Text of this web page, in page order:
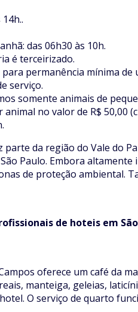
das 06h30 às 10h.
é terceirizado.
permanência mínima de
serviço.
somente animais de
no valor de R$ 50,00
parte da região do Vale do
Paulo. Embora
de proteção ambiental.
de hoteis em São
oferece um café da
manteiga, geleias,
O serviço de quarto